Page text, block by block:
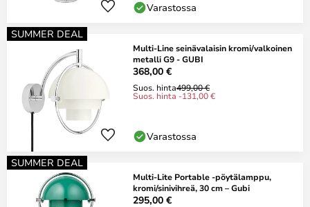
Varastossa
SUMMER DEAL
Multi-Line seinävalaisin kromi/valkoinen
metalli G9 - GUBI
368,00 €
Suos. hinta499,00 €
Suos. hinta -131,00 €
Varastossa
SUMMER DEAL
Multi-Lite Portable -pöytälamppu,
kromi/sinivihreä, 30 cm – Gubi
295,00 €